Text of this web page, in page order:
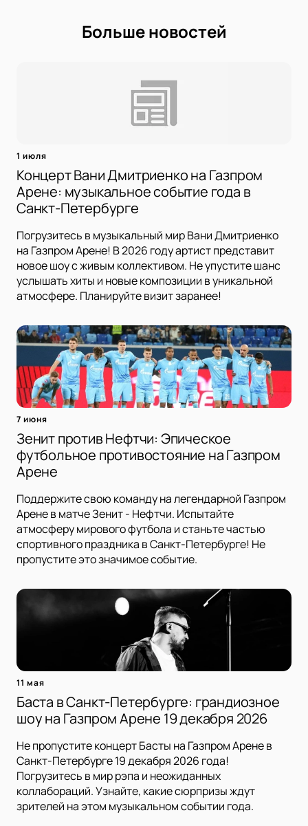
Больше новостей
1 июля
Концерт Вани Дмитриенко на Газпром
Арене: музыкальное событие года в
Санкт-Петербурге
Погрузитесь в музыкальный мир Вани Дмитриенко
на Газпром Арене! В 2026 году артист представит
новое шоу с живым коллективом. Не упустите шанс
услышать хиты и новые композиции в уникальной
атмосфере. Планируйте визит заранее!
7 июня
Зенит против Нефтчи: Эпическое
футбольное противостояние на Газпром
Арене
Поддержите свою команду на легендарной Газпром
Арене в матче Зенит - Нефтчи. Испытайте
атмосферу мирового футбола и станьте частью
спортивного праздника в Санкт-Петербурге! Не
пропустите это значимое событие.
11 мая
Баста в Санкт-Петербурге: грандиозное
шоу на Газпром Арене 19 декабря 2026
Не пропустите концерт Басты на Газпром Арене в
Санкт-Петербурге 19 декабря 2026 года!
Погрузитесь в мир рэпа и неожиданных
коллабораций. Узнайте, какие сюрпризы ждут
зрителей на этом музыкальном событии года.